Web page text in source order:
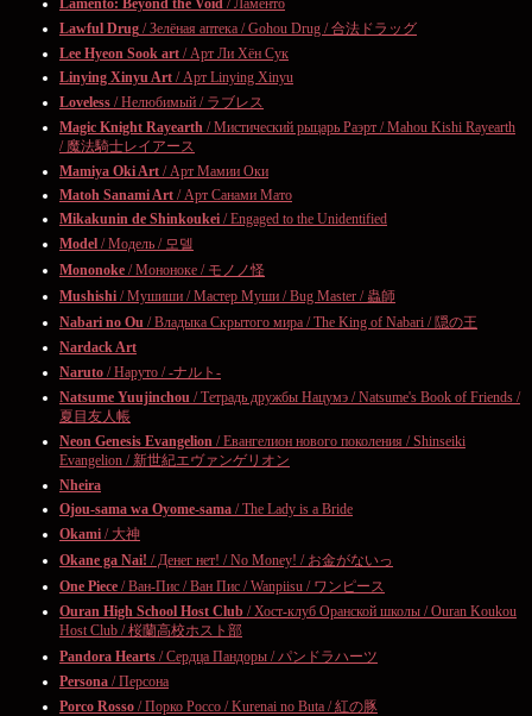
Lamento: Beyond the Void / Ламенто
Lawful Drug / Зелёная аптека / Gohou Drug / 合法ドラッグ
Lee Hyeon Sook art / Арт Ли Хён Сук
Linying Xinyu Art / Арт Linying Xinyu
Loveless / Нелюбимый / ラブレス
Magic Knight Rayearth / Мистический рыцарь Раэрт / Mahou Kishi Rayearth
/ 魔法騎士レイアース
Mamiya Oki Art / Арт Мамии Оки
Matoh Sanami Art / Арт Санами Мато
Mikakunin de Shinkoukei / Engaged to the Unidentified
Model / Модель / 모델
Mononoke / Мононоке / モノノ怪
Mushishi / Мушиши / Мастер Муши / Bug Master / 蟲師
Nabari no Ou / Владыка Скрытого мира / The King of Nabari / 隠の王
Nardack Art
Naruto / Наруто / -ナルト-
Natsume Yuujinchou / Тетрадь дружбы Нацумэ / Natsume's Book of Friends /
夏目友人帳
Neon Genesis Evangelion / Евангелион нового поколения / Shinseiki
Evangelion / 新世紀エヴァンゲリオン
Nheira
Ojou-sama wa Oyome-sama / The Lady is a Bride
Okami / 大神
Okane ga Nai! / Денег нет! / No Money! / お金がないっ
One Piece / Ван-Пис / Ван Пис / Wanpiisu / ワンピース
Ouran High School Host Club / Хост-клуб Оранской школы / Ouran Koukou
Host Club / 桜蘭高校ホスト部
Pandora Hearts / Сердца Пандоры / パンドラハーツ
Persona / Персона
Porco Rosso / Порко Россо / Kurenai no Buta / 紅の豚